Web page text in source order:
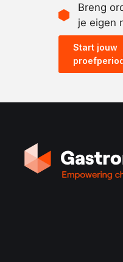
Breng
je eigen
Start jouw